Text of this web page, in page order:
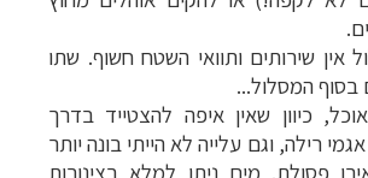
אין שירותים ותוואי השטח חשוף. שתו
המסלול...
כיוון שאין איפה להצטייד בדרך
רילה, וגם עלייה לא הייתי בונה יותר
פסולת. מים ניתן למלא בצינורות